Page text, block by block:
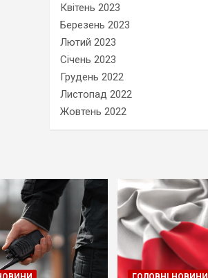
Квітень 2023
Березень 2023
Лютий 2023
Січень 2023
Грудень 2022
Листопад 2022
Жовтень 2022